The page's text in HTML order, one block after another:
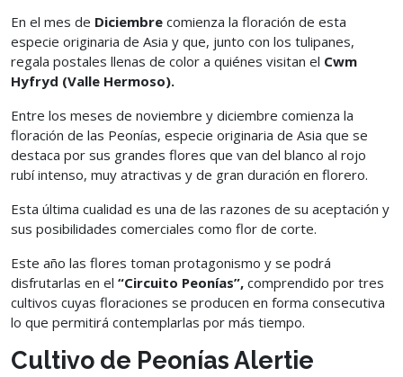
En el mes de Diciembre comienza la floración de esta
especie originaria de Asia y que, junto con los tulipanes,
regala postales llenas de color a quiénes visitan el Cwm
Hyfryd (Valle Hermoso).
Entre los meses de noviembre y diciembre comienza la
floración de las Peonías, especie originaria de Asia que se
destaca por sus grandes flores que van del blanco al rojo
rubí intenso, muy atractivas y de gran duración en florero.
Esta última cualidad es una de las razones de su aceptación y
sus posibilidades comerciales como flor de corte.
Este año las flores toman protagonismo y se podrá
disfrutarlas en el “Circuito Peonías”, comprendido por tres
cultivos cuyas floraciones se producen en forma consecutiva
lo que permitirá contemplarlas por más tiempo.
Cultivo de Peonías Alertie